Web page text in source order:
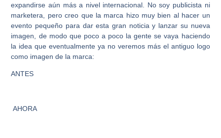
expandirse aún más a nivel internacional. No soy publicista ni
marketera, pero creo que la marca hizo muy bien al hacer un
evento pequeño para dar esta gran noticia y lanzar su nueva
imagen, de modo que poco a poco la gente se vaya haciendo
la idea que eventualmente ya no veremos más el antiguo logo
como imagen de la marca:
ANTES
AHORA